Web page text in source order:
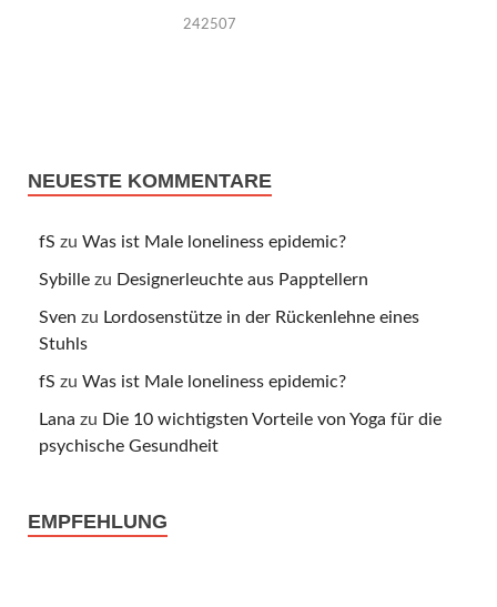
242507
NEUESTE KOMMENTARE
fS zu Was ist Male loneliness epidemic?
Sybille zu Designerleuchte aus Papptellern
Sven zu Lordosenstütze in der Rückenlehne eines
Stuhls
fS zu Was ist Male loneliness epidemic?
Lana zu Die 10 wichtigsten Vorteile von Yoga für die
psychische Gesundheit
EMPFEHLUNG